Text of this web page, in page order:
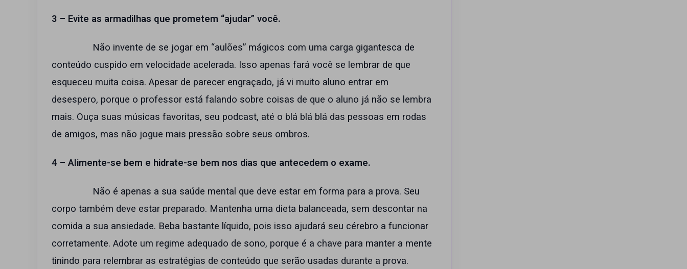
3 – Evite as armadilhas que prometem “ajudar” você.
Não invente de se jogar em “aulões” mágicos com uma carga gigantesca de
conteúdo cuspido em velocidade acelerada. Isso apenas fará você se lembrar de que
esqueceu muita coisa. Apesar de parecer engraçado, já vi muito aluno entrar em
desespero, porque o professor está falando sobre coisas de que o aluno já não se lembra
mais. Ouça suas músicas favoritas, seu podcast, até o blá blá blá das pessoas em rodas
de amigos, mas não jogue mais pressão sobre seus ombros.
4 – Alimente-se bem e hidrate-se bem nos dias que antecedem o exame.
Não é apenas a sua saúde mental que deve estar em forma para a prova. Seu
corpo também deve estar preparado. Mantenha uma dieta balanceada, sem descontar na
comida a sua ansiedade. Beba bastante líquido, pois isso ajudará seu cérebro a funcionar
corretamente. Adote um regime adequado de sono, porque é a chave para manter a mente
tinindo para relembrar as estratégias de conteúdo que serão usadas durante a prova.